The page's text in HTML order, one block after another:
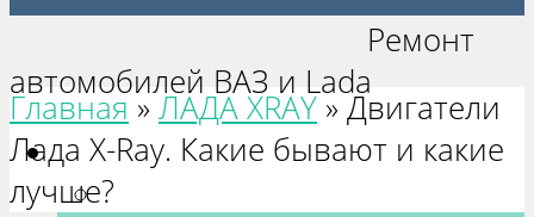
Ремонт
автомобилей ВАЗ и Lada
Ваз 2101-2115
РЕМОНТ ВАЗ 2101
Главная » ЛАДА XRAY » Двигатели
Лада X-Ray. Какие бывают и какие
лучше?